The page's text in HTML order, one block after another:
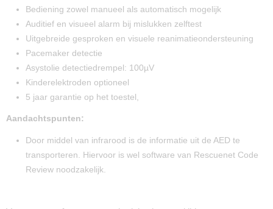
Bediening zowel manueel als automatisch mogelijk
Auditief en visueel alarm bij mislukken zelftest
Uitgebreide gesproken en visuele reanimatieondersteuning
Pacemaker detectie
Asystolie detectiedrempel: 100µV
Kinderelektroden optioneel
5 jaar garantie op het toestel,
Aandachtspunten:
Door middel van infrarood is de informatie uit de AED te
transporteren. Hiervoor is wel software van Rescuenet Code
Review noodzakelijk.